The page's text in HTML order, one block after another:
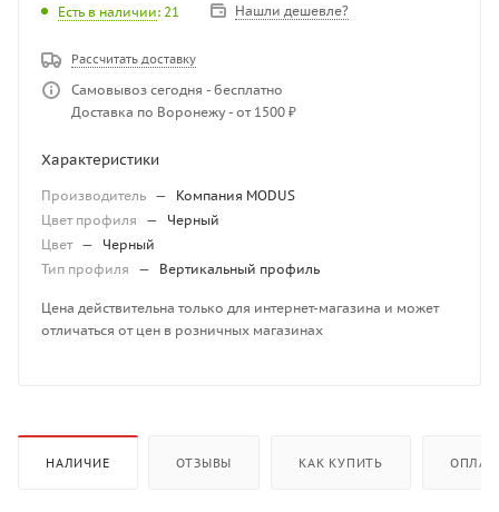
Есть в наличии: 21 Нашли дешевле?
Рассчитать доставку
Самовывоз сегодня - бесплатно
Доставка по Воронежу - от 1500 ₽
Характеристики
Производитель —
Компания MODUS
Цвет профиля
—
Черный
Цвет —
Черный
Тип профиля
— Вертикальный профиль
Цена действительна только для интернет-магазина и может
отличаться от цен в розничных магазинах
НАЛИЧИЕ ОТЗЫВЫ КАК КУПИТЬ